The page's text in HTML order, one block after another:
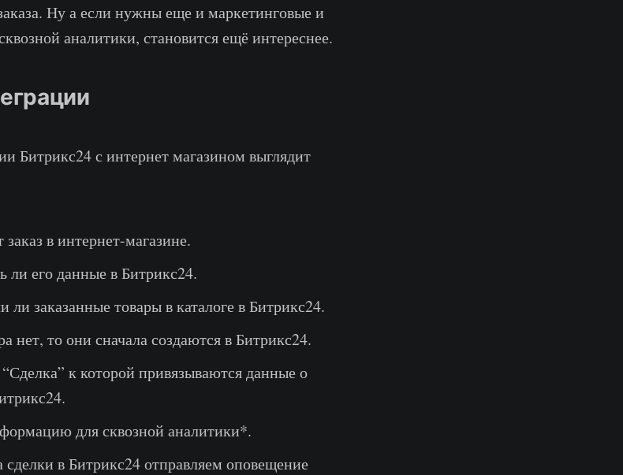
Ну а если нужны еще и маркетинговые и
аналитики, становится ещё интереснее.
Битрикс24 с интернет магазином выглядит
заказ в интернет-магазине.
ли его данные в Битрикс24.
ли заказанные товары в каталоге в Битрикс24.
нет, то они сначала создаются в Битрикс24.
к которой привязываются данные о
для сквозной аналитики*.
в Битрикс24 отправляем оповещение